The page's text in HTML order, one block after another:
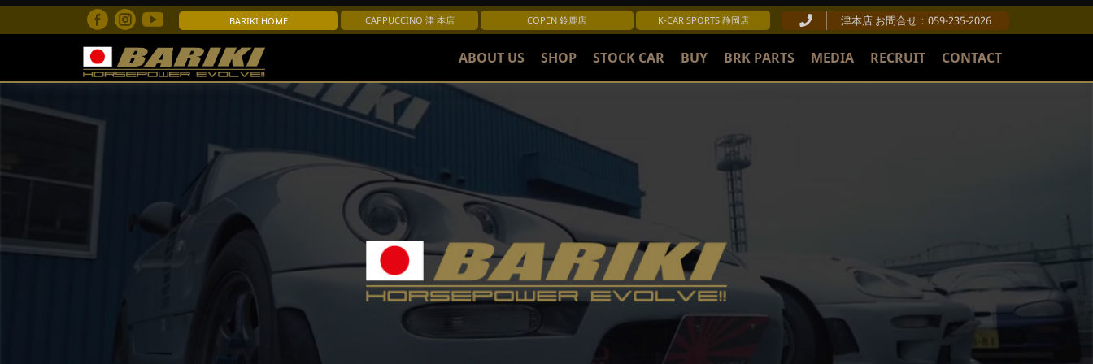
BARIKI HOME CAPPUCCINO 津 本店 COPEN 鈴鹿店 K-CAR SPORTS 静岡店 津本店 お問合せ：059-235-2026
ABOUT US SHOP STOCK CAR BUY BRK PARTS MEDIA RECRUIT CONTACT